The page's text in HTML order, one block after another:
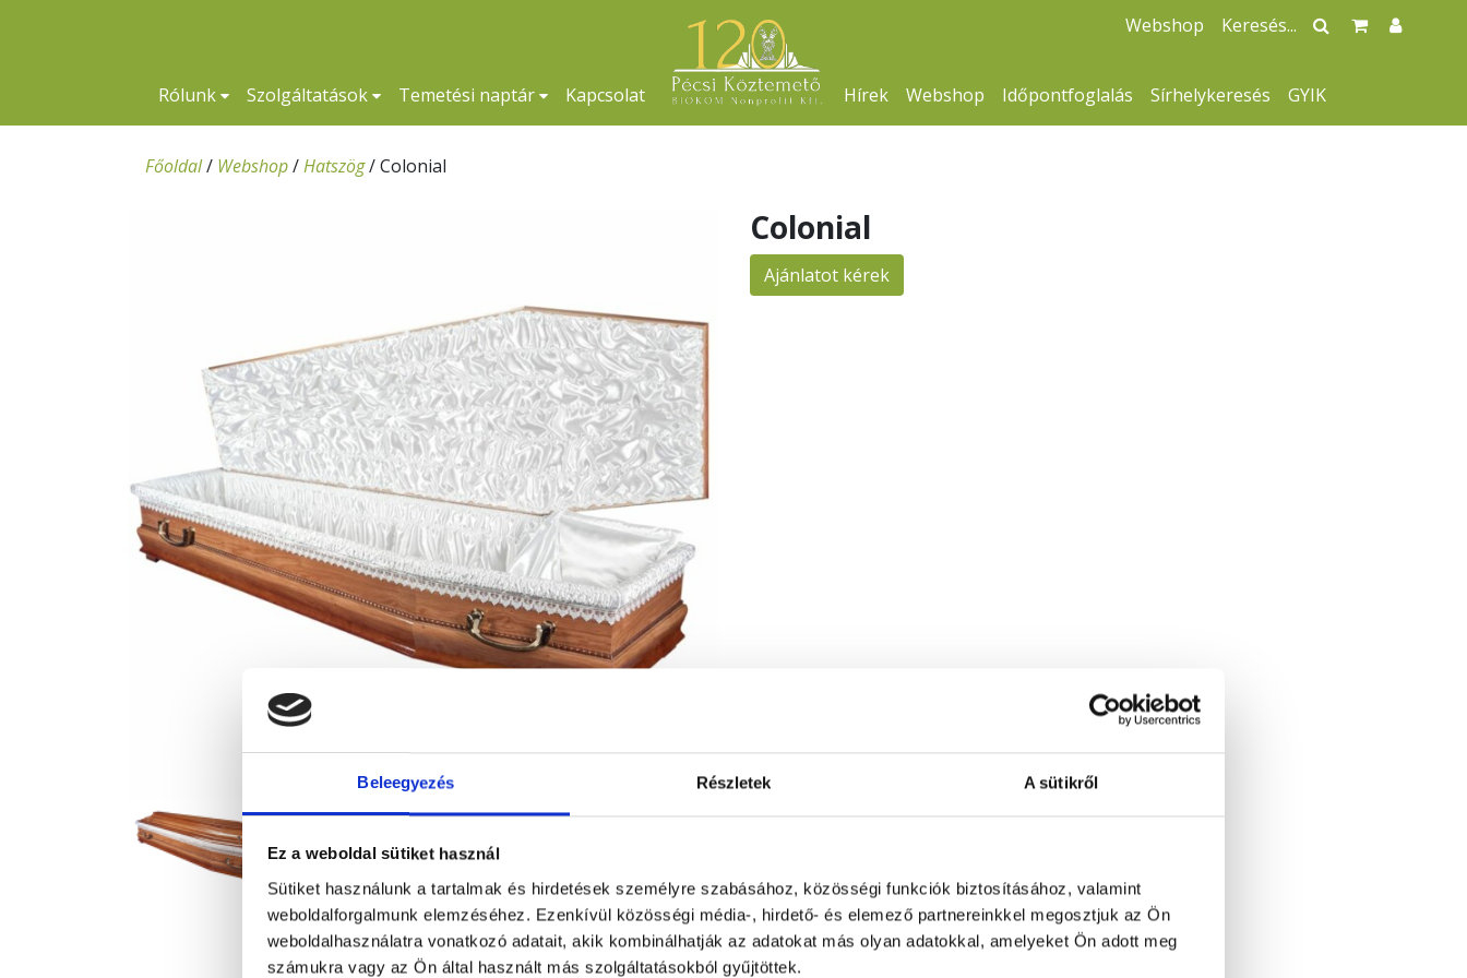
Beleegyezés Részletek A sütikről
Ez a weboldal sütiket használ
Sütiket használunk a tartalmak és hirdetések személyre szabásához, közösségi funkciók biztosításához, valamint
weboldalforgalmunk elemzéséhez. Ezenkívül közösségi média-, hirdető- és elemező partnereinkkel megosztjuk az Ön
weboldalhasználatra vonatkozó adatait, akik kombinálhatják az adatokat más olyan adatokkal, amelyeket Ön adott meg
számukra vagy az Ön által használt más szolgáltatásokból gyűjtöttek.
Rólunk Szolgáltatások Temetési naptár Kapcsolat Hírek Webshop Időpontfoglalás Sírhelykeresés GYIK
Webshop
Főoldal/ Webshop/Hatszög/Colonial
Colonial
Ajánlatot kérek